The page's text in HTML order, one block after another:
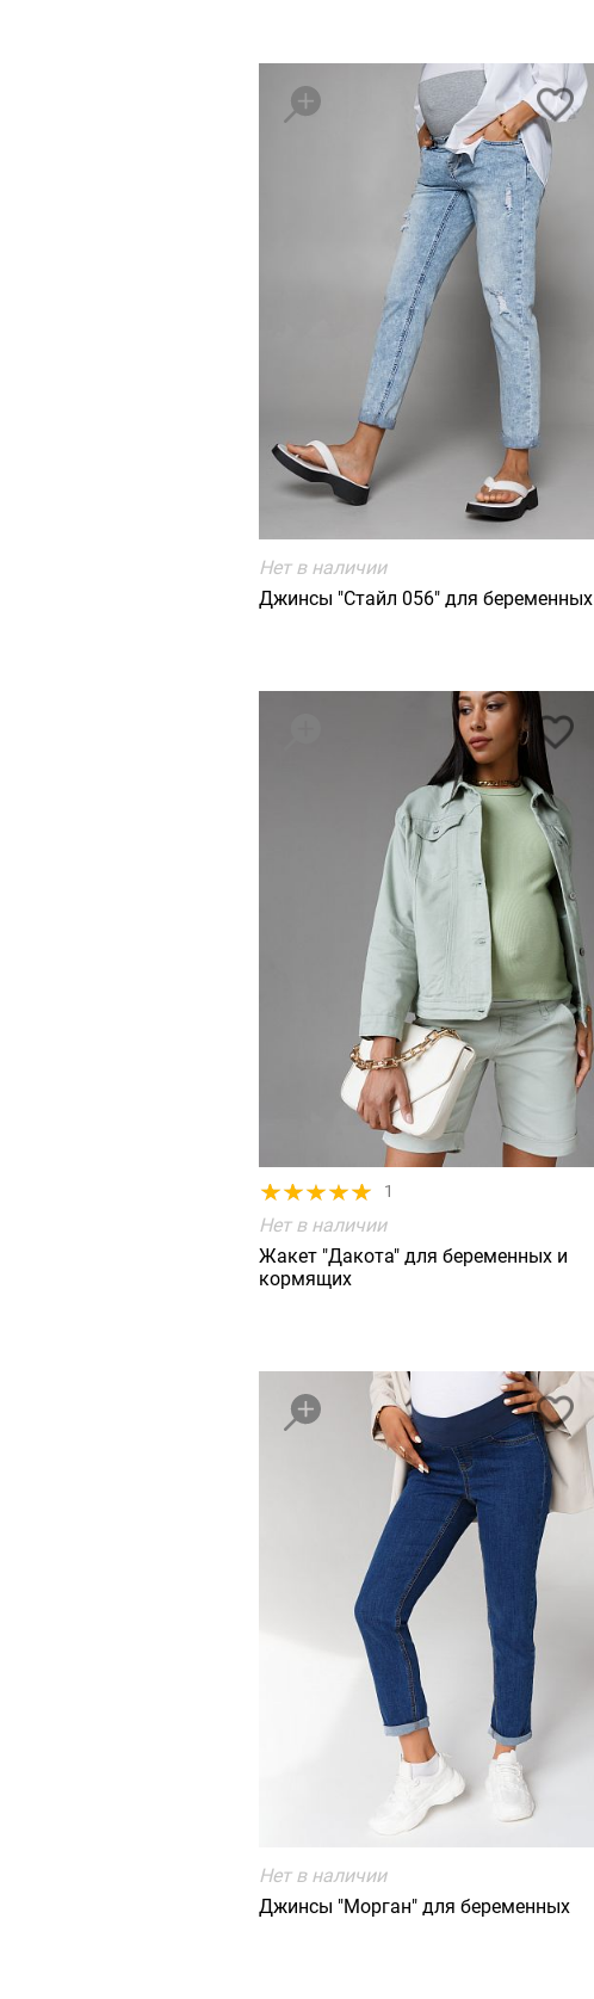
Нет в наличии
Джинсы "Стайл 056" для беременных
1
Нет в наличии
Жакет "Дакота" для беременных и
кормящих
Нет в наличии
Джинсы "Морган" для беременных